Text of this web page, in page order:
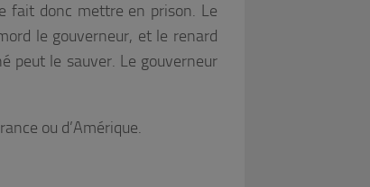
fait donc mettre en prison. Le
le gouverneur, et le renard
peut le sauver. Le gouverneur
ou d’Amérique.